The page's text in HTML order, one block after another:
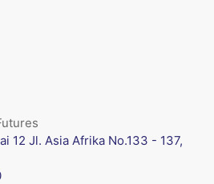
12 Jl. Asia Afrika No.133 - 137,